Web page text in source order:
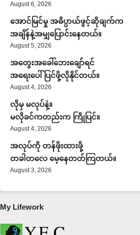
August 6, 2026
အောင်မြင်မှု အဓိပ္ပာယ်ဖွင့်ဆိုချက်က
အချိန်နဲ့အမျှပြောင်းနေတယ်။
August 5, 2026
အတွေးအခေါ်ဘေးချော်ရင်
အရေးပေါ်ပြင်ဖို့လိုနိုင်တယ်။
August 4, 2026
လိုမှ မလုပ်နဲ့။
မလိုခင်ကတည်းက ကြိုပြင်။
August 4, 2026
အလုပ်ကို တန်ဖိုးထားဖို့
တခါတလေ မေ့နေတတ်ကြတယ်။
August 3, 2026
My Lifework